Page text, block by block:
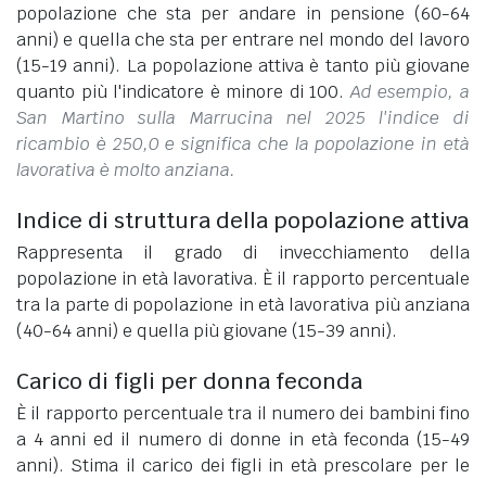
popolazione che sta per andare in pensione (60-64
anni) e quella che sta per entrare nel mondo del lavoro
(15-19 anni). La popolazione attiva è tanto più giovane
quanto più l'indicatore è minore di 100.Ad esempio, a
San Martino sulla Marrucina nel 2025 l'indice di
ricambio è 250,0 e significa che la popolazione in età
lavorativa è molto anziana.
Indice di struttura della popolazione attiva
Rappresenta il grado di invecchiamento della
popolazione in età lavorativa. È il rapporto percentuale
tra la parte di popolazione in età lavorativa più anziana
(40-64 anni) e quella più giovane (15-39 anni).
Carico di figli per donna feconda
È il rapporto percentuale tra il numero dei bambini fino
a 4 anni ed il numero di donne in età feconda (15-49
anni). Stima il carico dei figli in età prescolare per le